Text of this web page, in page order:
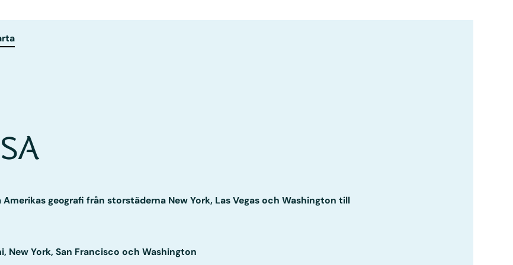
geografi från storstäderna New York, Las Vegas och Washington till
, New York, San Francisco och Washington